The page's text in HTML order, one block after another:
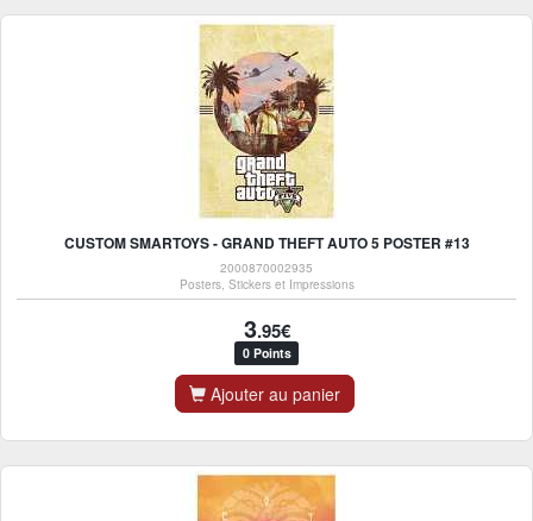
CUSTOM SMARTOYS - GRAND THEFT AUTO 5 POSTER #13
2000870002935
Posters, Stickers et Impressions
3.95€
0 Points
Ajouter au panier